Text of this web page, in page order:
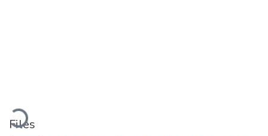
Loading...
Files